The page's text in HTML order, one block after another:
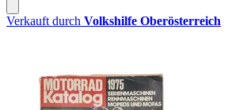
Verkauft durch Volkshilfe Oberösterreich